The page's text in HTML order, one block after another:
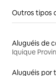
Outros tipos
Aluguéis de
Iquique